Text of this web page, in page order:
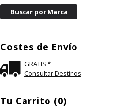
Costes de Envío
GRATIS *
Consultar Destinos
Tu Carrito (0)